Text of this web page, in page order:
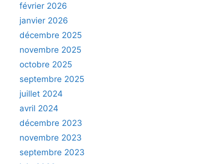
février 2026
janvier 2026
décembre 2025
novembre 2025
octobre 2025
septembre 2025
juillet 2024
avril 2024
décembre 2023
novembre 2023
septembre 2023